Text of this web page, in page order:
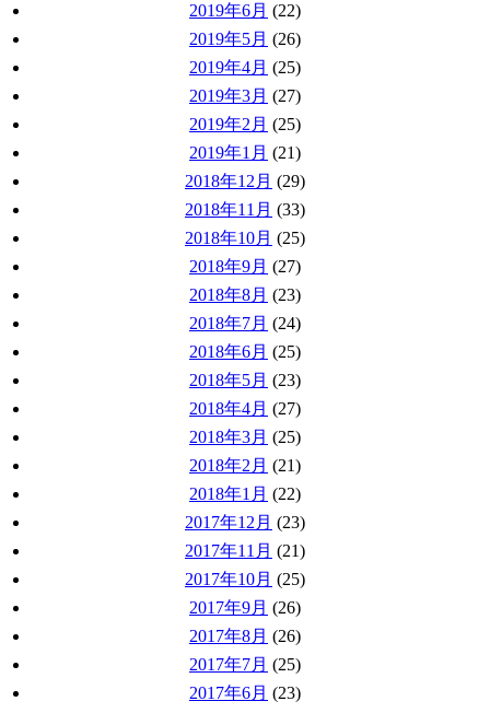
2019年6月 (22)
2019年5月 (26)
2019年4月 (25)
2019年3月 (27)
2019年2月 (25)
2019年1月 (21)
2018年12月 (29)
2018年11月 (33)
2018年10月 (25)
2018年9月 (27)
2018年8月 (23)
2018年7月 (24)
2018年6月 (25)
2018年5月 (23)
2018年4月 (27)
2018年3月 (25)
2018年2月 (21)
2018年1月 (22)
2017年12月 (23)
2017年11月 (21)
2017年10月 (25)
2017年9月 (26)
2017年8月 (26)
2017年7月 (25)
2017年6月 (23)